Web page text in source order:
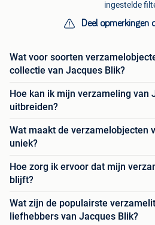
ingestelde
Deel opmerkingen
Wat voor soorten
collectie van Jacques Blik?
Hoe kan ik mijn verzameling van
uitbreiden?
Wat maakt de verzamelobjecten
uniek?
Hoe zorg ik ervoor dat mijn
blijft?
Wat zijn de populairste
liefhebbers van Jacques Blik?